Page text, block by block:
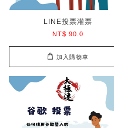
LINE投票灌票
NT$ 90.0
加入購物車